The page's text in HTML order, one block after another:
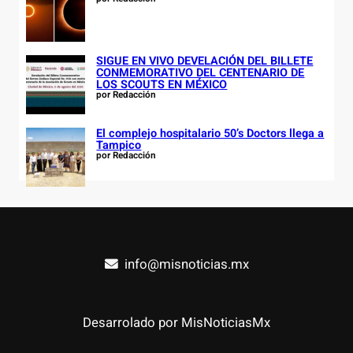
SIGUE EN VIVO DEVELACIÓN DEL BILLETE
CONMEMORATIVO DEL CENTENARIO DE
LOS SCOUTS EN MÉXICO
por Redacción
El complejo hospitalario 50’s Doctors llega a
Tampico
por Redacción
info@misnoticias.mx
Desarrolado por MisNoticiasMx